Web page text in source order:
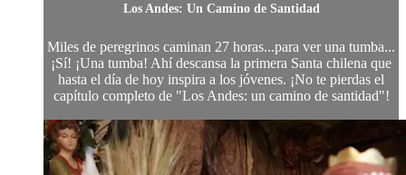
Los Andes: Un Camino de Santidad
Miles de peregrinos caminan 27 horas...para ver una tumba...
¡Sí! ¡Una tumba! Ahí descansa la primera Santa chilena que
hasta el día de hoy inspira a los jóvenes. ¡No te pierdas el
capítulo completo de "Los Andes: un camino de santidad"!